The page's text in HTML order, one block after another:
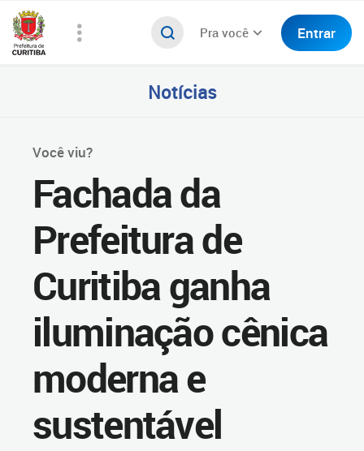
Pra você Entrar
Notícias
Você viu?
Fachada da
Prefeitura de
Curitiba ganha
iluminação cênica
moderna e
sustentável